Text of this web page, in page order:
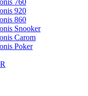
760
920
860
Snooker
Carom
Poker